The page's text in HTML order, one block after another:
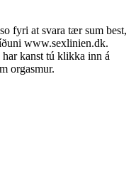
fyri at svara tær sum best,
www.sexlinien.dk.
kanst tú klikka inn á
orgasmur.